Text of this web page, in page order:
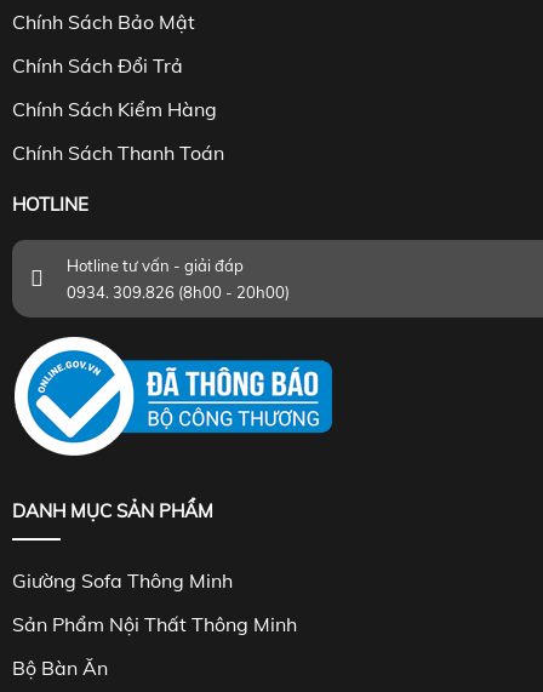
Chính Sách Bảo Mật
Chính Sách Đổi Trả
Chính Sách Kiểm Hàng
Chính Sách Thanh Toán
HOTLINE
Hotline tư vấn - giải đáp
0934. 309.826 (8h00 - 20h00)
DANH MỤC SẢN PHẨM
Giường Sofa Thông Minh
Sản Phẩm Nội Thất Thông Minh
Bộ Bàn Ăn